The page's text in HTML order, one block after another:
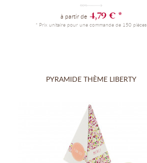
à partir de4,79 € *
* Prix unitaire pour une commande de 150 pièces
PYRAMIDE THÈME LIBERTY